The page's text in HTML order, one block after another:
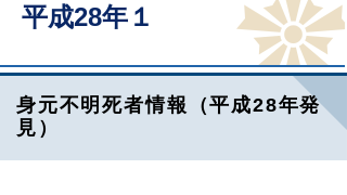
平成28年１
身元不明死者情報（平成28年発
見）